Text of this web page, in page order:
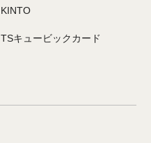
KINTO
TSキュービックカード